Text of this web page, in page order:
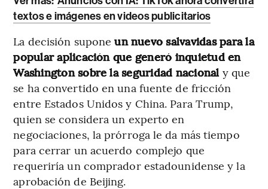
textos e imágenes en videos publicitarios
La decisión suponeun nuevo salvavidas para la
popular aplicación que generó inquietud en
Washington sobre la seguridad nacional y que
se ha convertido en una fuente de fricción
entre Estados Unidos y China. Para Trump,
quien se considera un experto en
negociaciones, la prórroga le da más tiempo
para cerrar un acuerdo complejo que
requeriría un comprador estadounidense y la
aprobación de Beijing.